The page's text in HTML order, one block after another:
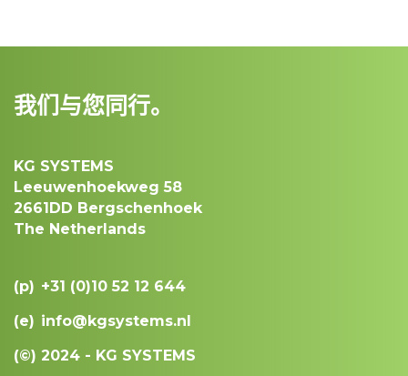
我们与您同行。
KG SYSTEMS
Leeuwenhoekweg 58
2661DD Bergschenhoek
The Netherlands
(p) +31 (0)10 52 12 644
(e) info@kgsystems.nl
(©) 2024 - KG SYSTEMS